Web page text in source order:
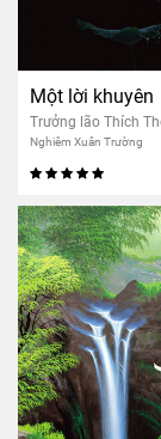
Một lời khuyên
Trưởng lão Thích
Nghiêm Xuân Trường